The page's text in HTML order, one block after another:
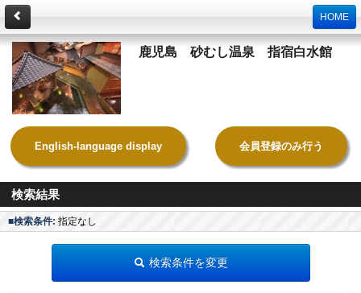
HOME
鹿児島 砂むし温泉 指宿白水館
English-language display 会員登録のみ行う
検索結果
■検索条件: 指定なし
検索条件を変更